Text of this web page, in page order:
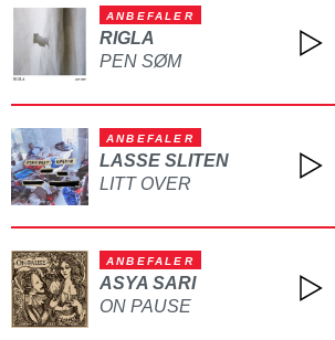
ANBEFALER
RIGLA
PEN SØM
ANBEFALER
LASSE SLITEN
LITT OVER
ANBEFALER
ASYA SARI
ON PAUSE